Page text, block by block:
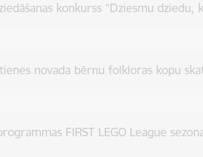
konkurss “Dziesmu dziedu,
novada bērnu folkloras kopu
FIRST LEGO League